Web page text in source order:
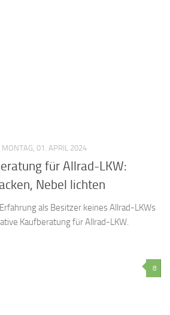
MONTAG, 01. APRIL 2024
für Allrad-LKW:
Nebel lichten
als Besitzer keines Allrad-LKWs
Kaufberatung für Allrad-LKW.
8